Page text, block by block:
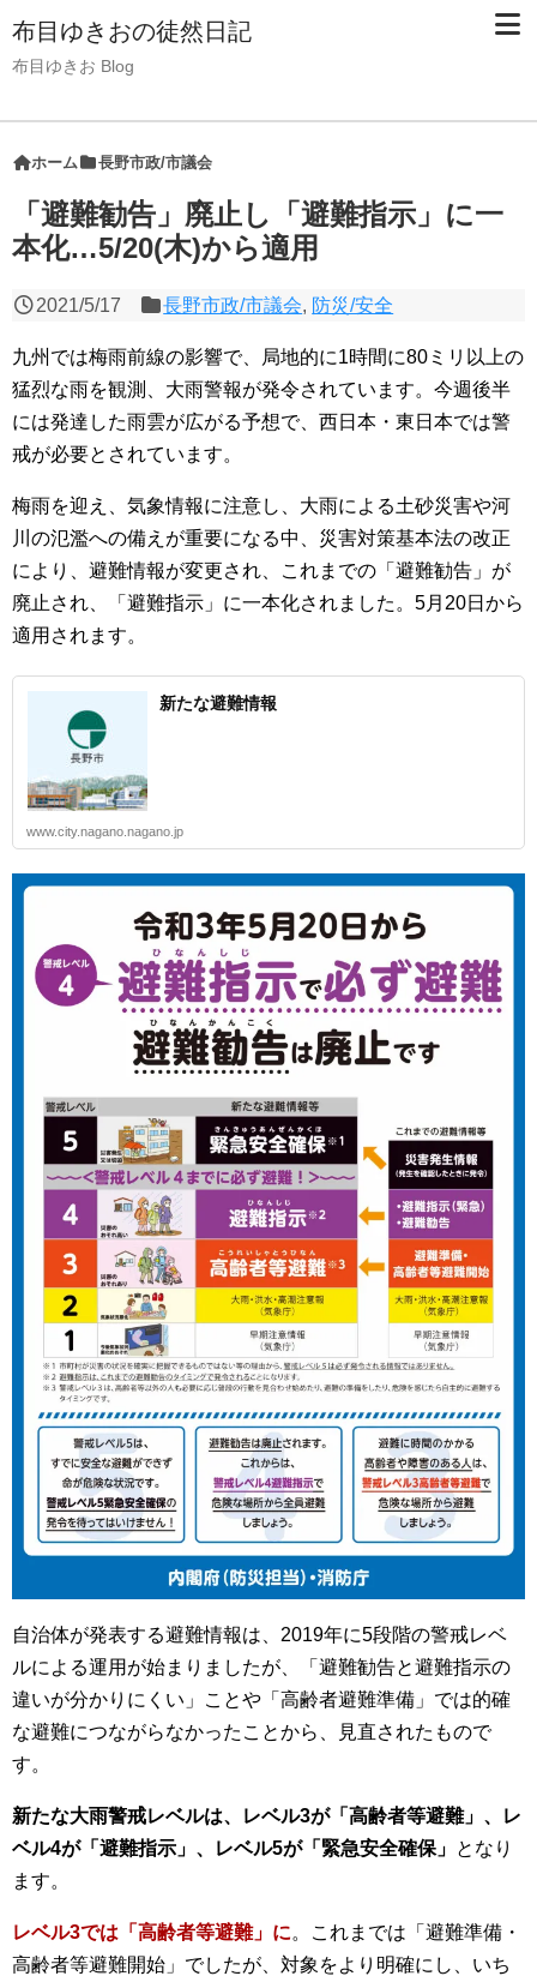
布目ゆきおの徒然日記
布目ゆきお Blog
ホーム 長野市政/市議会
「避難勧告」廃止し「避難指示」に一
本化…5/20(木)から適用
2021/5/17 長野市政/市議会, 防災/安全
九州では梅雨前線の影響で、局地的に1時間に80ミリ以上の
猛烈な雨を観測、大雨警報が発令されています。今週後半
には発達した雨雲が広がる予想で、西日本・東日本では警
戒が必要とされています。
梅雨を迎え、気象情報に注意し、大雨による土砂災害や河
川の氾濫への備えが重要になる中、災害対策基本法の改正
により、避難情報が変更され、これまでの「避難勧告」が
廃止され、「避難指示」に一本化されました。5月20日から
適用されます。
新たな避難情報
www.city.nagano.nagano.jp
自治体が発表する避難情報は、2019年に5段階の警戒レベ
ルによる運用が始まりましたが、「避難勧告と避難指示の
違いが分かりにくい」ことや「高齢者避難準備」では的確
な避難につながらなかったことから、見直されたもので
す。
新たな大雨警戒レベルは、レベル3が「高齢者等避難」、レ
ベル4が「避難指示」、レベル5が「緊急安全確保」 となり
ます。
レベル3では「高齢者等避難」に。これまでは「避難準備・
高齢者等避難開始」でしたが、対象をより明確にし、いち